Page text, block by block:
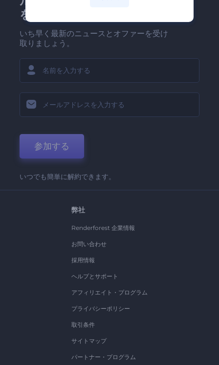
を！
いち早く最新のニュースとオファーを受け
取りましょう。
参加する
いつでも簡単に解約できます。
弊社
Renderforest 企業情報
お問い合わせ
採用情報
ヘルプとサポート
アフィリエイト・プログラム
プライバシーポリシー
取引条件
サイトマップ
パートナー・プログラム